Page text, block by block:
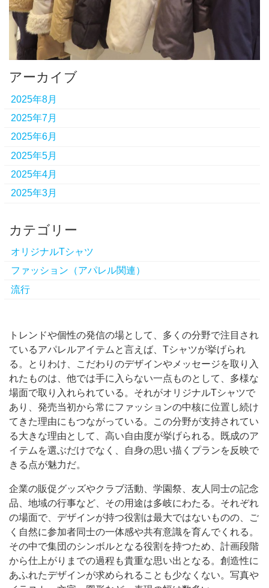
アーカイブ
2025年8月
2025年7月
2025年6月
2025年5月
2025年4月
2025年3月
カテゴリー
オリジナルTシャツ
ファッション（アパレル関連）
流行
トレンドや個性の発信の場として、多くの分野で注目され
ているアパレルアイテムと言えば、Tシャツが挙げられ
る。
とりわけ、こだわりのデザインやメッセージを取り入
れたものは、他では手に入らない一点ものとして、多様な
場面で取り入れられている。それがオリジナルTシャツで
あり、発売当初から常にファッションの中核に位置し続け
てきた理由にもつながっている。この分野が支持されてい
る大きな理由として、高い自由度が挙げられる。既成のア
イテムを選ぶだけでなく、自身の思い描くプランを反映で
きる点が魅力だ。
企業の販促グッズやクラブ活動、学園祭、友人同士の記念
品、地域の行事など、その用途は多岐にわたる。それぞれ
の場面で、デザインが持つ役割は最大ではないものの、ご
く自然に参加者同士の一体感や共有意識を育んでくれる。
その中で集団のシンボルとなる役割を持つため、計画段階
から仕上がりまでの過程も貴重な思い出となる。創造性に
あふれたデザインが求められることも少なくない。写真や